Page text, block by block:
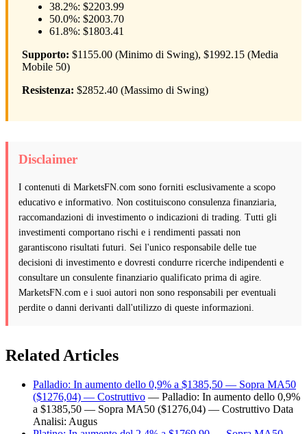
38.2%: $2203.99
50.0%: $2003.70
61.8%: $1803.41
Supporto: $1155.00 (Minimo di Swing), $1992.15 (Media
Mobile 50)
Resistenza: $2852.40 (Massimo di Swing)
Disclaimer
I contenuti di MarketsFN.com sono forniti esclusivamente a scopo
educativo e informativo. Non costituiscono consulenza finanziaria,
raccomandazioni di investimento o indicazioni di trading. Tutti gli
investimenti comportano rischi e i rendimenti passati non
garantiscono risultati futuri. Sei l'unico responsabile delle tue
decisioni di investimento e dovresti condurre ricerche indipendenti e
consultare un consulente finanziario qualificato prima di agire.
MarketsFN.com e i suoi autori non sono responsabili per eventuali
perdite o danni derivanti dall'utilizzo di queste informazioni.
Related Articles
Palladio: In aumento dello 0,9% a $1385,50 — Sopra MA50
($1276,04) — Costruttivo — Palladio: In aumento dello 0,9%
a $1385,50 — Sopra MA50 ($1276,04) — Costruttivo Data
Analisi: Augus